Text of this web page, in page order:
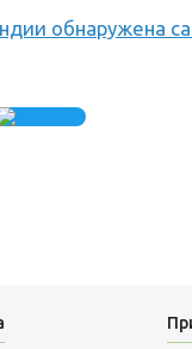
обнаружена